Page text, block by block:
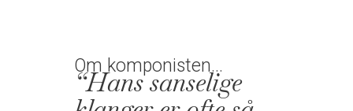
Om komponisten...
“Hans sanselige